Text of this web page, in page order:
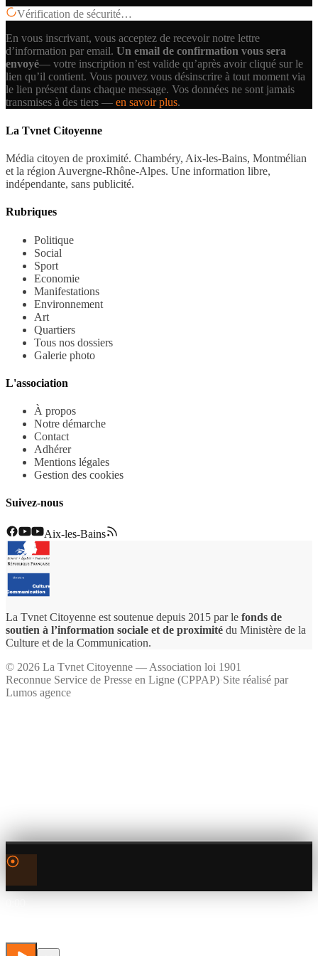
Vérification de sécurité…
En vous inscrivant, vous acceptez de recevoir notre lettre
d’information par email. Un email de confirmation vous sera
envoyé— votre inscription n’est valide qu’après avoir cliqué sur le
lien qu’il contient. Vous pouvez vous désinscrire à tout moment via
le lien présent dans chaque message. Vos données ne sont jamais
transmises à des tiers — en savoir plus.
La Tvnet Citoyenne
Média citoyen de proximité. Chambéry, Aix-les-Bains, Montmélian
et la région Auvergne-Rhône-Alpes. Une information libre,
indépendante, sans publicité.
Rubriques
Politique
Social
Sport
Economie
Manifestations
Environnement
Art
Quartiers
Tous nos dossiers
Galerie photo
L'association
À propos
Notre démarche
Contact
Adhérer
Mentions légales
Gestion des cookies
Suivez-nous
Aix-les-Bains
La Tvnet Citoyenne est soutenue depuis 2015 par le fonds de
soutien à l’information sociale et de proximité du Ministère de la
Culture et de la Communication.
© 2026 La Tvnet Citoyenne — Association loi 1901
Reconnue Service de Presse en Ligne (CPPAP)·Site réalisé par
Lumos agence